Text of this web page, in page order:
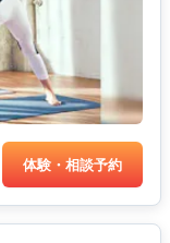
体験・相談予約